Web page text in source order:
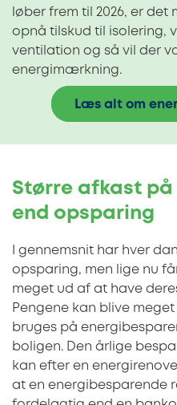
løber frem til 2026, er
opnå tilskud til isolering,
ventilation og så vil der
energimærkning.
Læs alt om
Større afkast
end opsparing
I gennemsnit har hver
opsparing, men lige nu
meget ud af at have
Pengene kan blive
bruges på
boligen. Den årlige
kan efter en
at en energibesparende